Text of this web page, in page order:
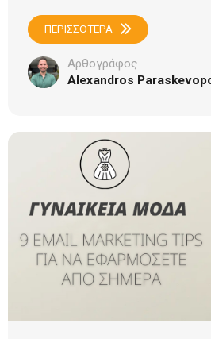
ΠΕΡΙΣΣΟΤΕΡΑ
Αρθογράφος
Alexandros